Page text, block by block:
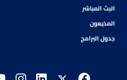
البث المباشر
المذيعون
جدول البرامج